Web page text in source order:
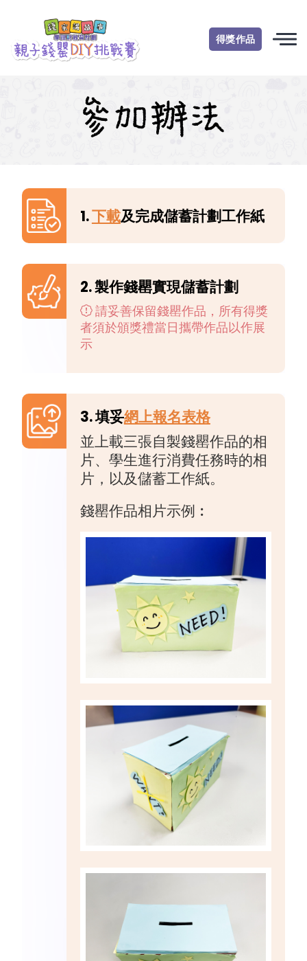
得獎作品
1.下載及完成儲蓄計劃工作紙
2. 製作錢罌實現儲蓄計劃
請妥善保留錢罌作品，所有得獎
者須於頒獎禮當日攜帶作品以作展
示
3. 填妥網上報名表格
並上載三張自製錢罌作品的相
片、學生進行消費任務時的相
片，以及儲蓄工作紙。
錢罌作品相片示例︰